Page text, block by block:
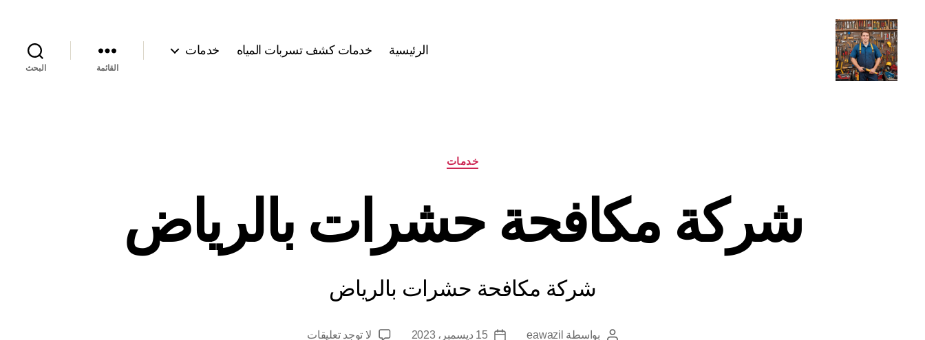
الرئيسية خدمات كشف تسربات المياه خدمات
القائمة البحث
التصنيفاتخدمات
شركة مكافحة حشرات بالرياض
شركة مكافحة حشرات بالرياض
كاتببواسطة eawazil
تاريخ15 ديسمبر، 2023 لا توجد تعليقاتعلى